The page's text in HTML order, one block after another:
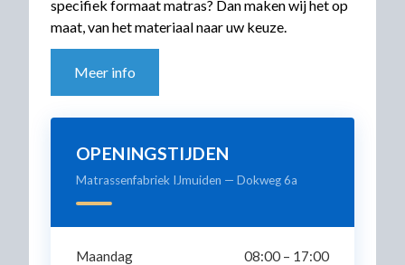
specifiek formaat matras? Dan maken wij het op
maat, van het materiaal naar uw keuze.
Meer info
OPENINGSTIJDEN
Matrassenfabriek IJmuiden — Dokweg 6a
Maandag 08:00 – 17:00